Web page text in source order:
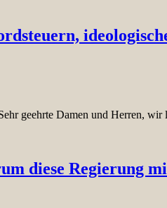
geehrte Damen und Herren,
diese Regierung